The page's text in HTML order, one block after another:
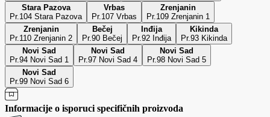
Stara Pazova
Pr.104 Stara Pazova
Vrbas
Pr.107 Vrbas
Zrenjanin
Pr.109 Zrenjanin 1
Zrenjanin
Pr.110 Zrenjanin 2
Bečej
Pr.90 Bečej
Inđija
Pr.92 Inđija
Kikinda
Pr.93 Kikinda
Novi Sad
Pr.94 Novi Sad 1
Novi Sad
Pr.97 Novi Sad 4
Novi Sad
Pr.98 Novi Sad 5
Novi Sad
Pr.99 Novi Sad 6
Informacije o isporuci specifičnih proizvoda